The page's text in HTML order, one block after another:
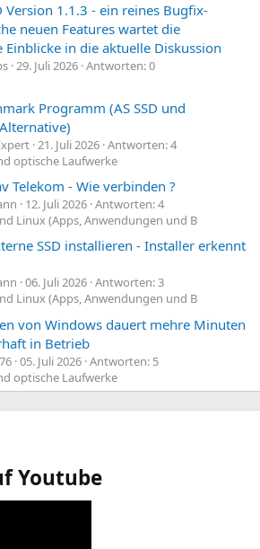
Version 1.1.3 - ein reines Bugfix-
neuen Features wartet die
in die aktuelle Diskussion
29. Juli 2026 Antworten: 0
Programm (AS SSD und
21. Juli 2026 Antworten: 4
optische Laufwerke
Telekom - Wie verbinden ?
12. Juli 2026 Antworten: 4
Linux (Apps, Anwendungen und B
SSD installieren - Installer erkennt
06. Juli 2026 Antworten: 3
Linux (Apps, Anwendungen und B
von Windows dauert mehre Minuten
in Betrieb
05. Juli 2026 Antworten: 5
optische Laufwerke
Youtube